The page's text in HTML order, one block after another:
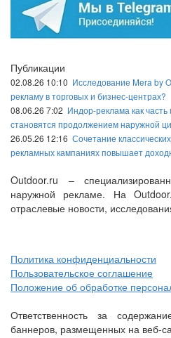
Публикации
02.08.26 10:10 Исследование Mera by
рекламу в торговых и бизнес-центрах?
08.06.26 7:02 Индор-реклама как
становятся продолжением наружной
26.05.26 12:16 Сочетание
рекламных кампаниях повышает
Outdoor.ru –
наружной рекламе. На
отраслевые новости,
Политика конфиденциальности
Пользовательское соглашение
Положение об обработке
Ответственность за
баннеров, размещенных на веб-